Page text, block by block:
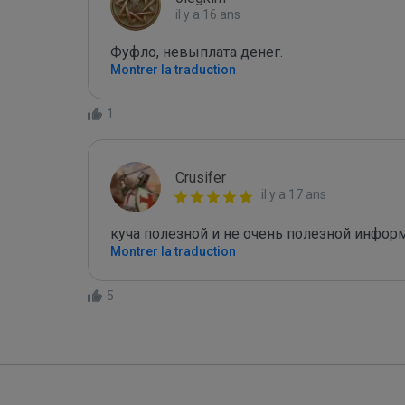
il y a 16 ans
Фуфло, невыплата денег.
Montrer la traduction
1
Crusifer
il y a 17 ans
куча полезной и не очень полезной
Montrer la traduction
5